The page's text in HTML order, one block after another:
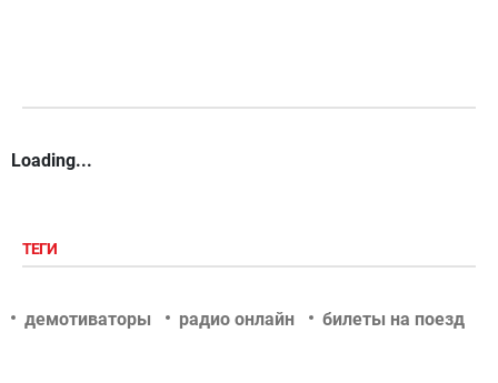
Loading...
ТЕГИ
демотиваторы радио онлайн билеты на поезд